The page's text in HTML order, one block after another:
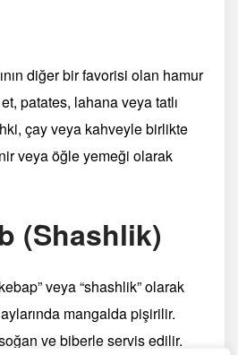
diğer bir favorisi olan hamur
patates, lahana veya tatlı
çay veya kahveyle birlikte
veya öğle yemeği olarak
(Shashlik)
veya “shashlik” olarak
mangalda pişirilir.
ve biberle servis edilir.